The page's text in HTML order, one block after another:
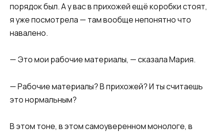
порядок был. А у вас в прихожей ещё коробки стоят,
я уже посмотрела — там вообще непонятно что
навалено.
— Это мои рабочие материалы, — сказала Мария.
— Рабочие материалы? В прихожей? И ты считаешь
это нормальным?
В этом тоне, в этом самоуверенном монологе, в